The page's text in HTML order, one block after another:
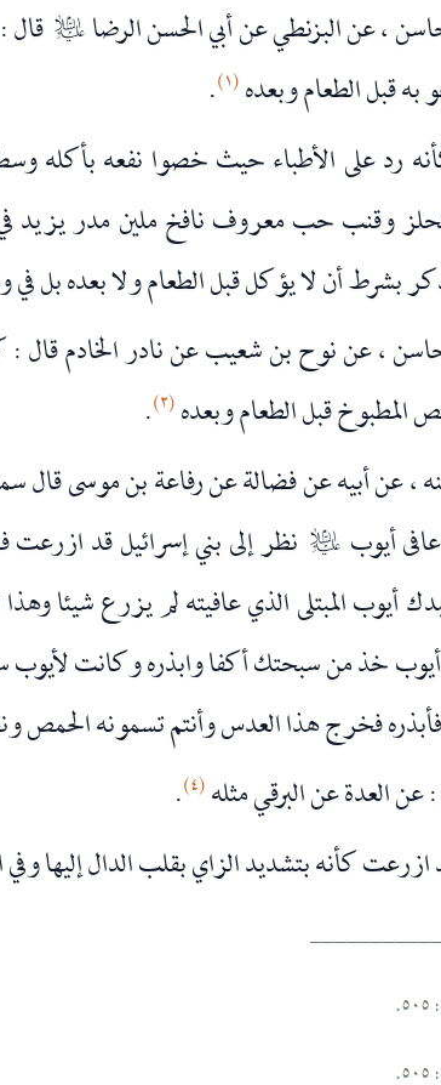
عليه‌السلام
قبل الطعام وبعده(١) .
رد على الأطباء حيث خصوا نفعه بأكله
وقنب حب معروف نافخ ملين مدر يزيد في
بشرط أن لا يؤكل قبل الطعام ولا بعده بل
المطبوخ قبل الطعام وبعده(٢) .
أيوب عليه‌السلام نظر إلى بني إسرائيل قد ازرعت
أيوب المبتلى الذي عافيته لم يزرع شيئا
أيوب خذ من سبحتك أكفا وابذره وكانت
فخرج هذا العدس وأنتم تسمونه الحمص
عن العدة عن البرقي مثله(٤) .
كأنه بتشديد الزاي بقلب الدال إليها